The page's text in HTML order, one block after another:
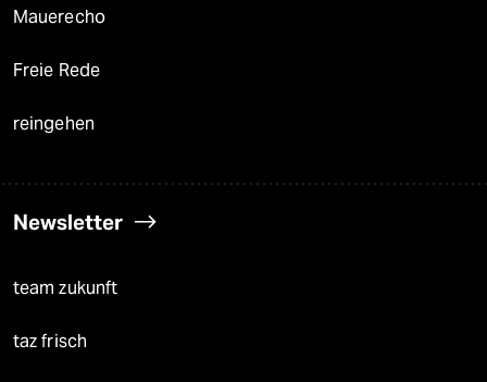
Mauerecho
Freie Rede
reingehen
Newsletter
team zukunft
taz frisch